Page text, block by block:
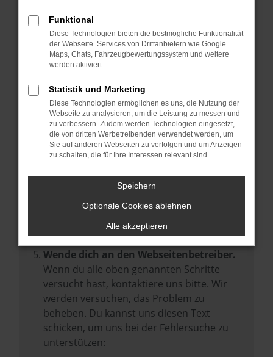
Manche Erweiterungen, wie Werbeblocker,
können das Laden bestimmter Seiten
verhindern. Funktioniert die Seite in einem
anderen Browser oder in einem privaten
Starte dein Gerät neu.
Das kann manchmal helfen,
vorübergehende Probleme zu beheben.
Stelle sicher, dass dein Browser und dein
Betriebssystem auf dem neuesten Stand
sind.
Veraltete Software birgt nicht nur ein
Sicherheitsrisiko, sondern kann auch dazu
führen, dass bestimmte Funktionen nicht
mehr unterstützt werden.
Wende dich an den Webseitenbetreiber.
Wenn du alle oben genannten Schritte
versucht hast, kontaktiere uns bitte. Wir
werden versuchen, das Problem zu
beheben. Du kannst uns diesen Text
schicken, um uns bei der Fehlersuche zu
unterstützen:
Funktional
Diese Technologien bieten die bestmögliche Funktionalität
der Webseite. Services von Drittanbietern wie Google
Maps, Chats, Fahrzeugbewertungssystem und weitere
werden aktiviert.
Statistik und Marketing
Diese Technologien ermöglichen es uns, die Nutzung der
Webseite zu analysieren, um die Leistung zu messen und
zu verbessern. Zudem werden Technologien eingesetzt,
die von dritten Werbetreibenden verwendet werden, um
Sie auf anderen Webseiten zu verfolgen und um Anzeigen
zu schalten, die für Ihre Interessen relevant sind.
Speichern
Optionale Cookies ablehnen
Alle akzeptieren